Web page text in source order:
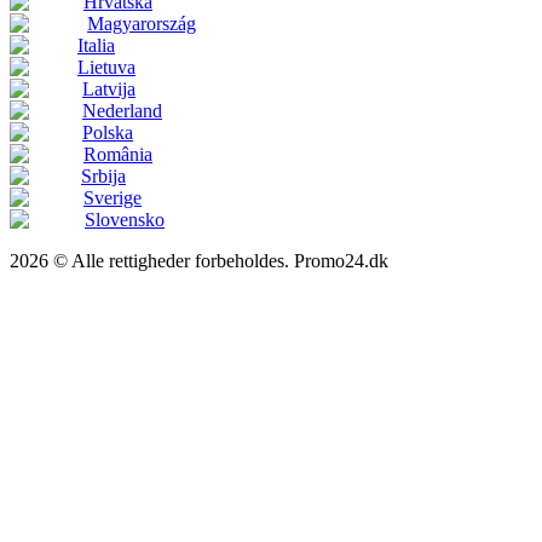
Magyarország
Italia
Lietuva
Latvija
Nederland
Polska
România
Srbija
Sverige
Slovensko
2026 © Alle rettigheder forbeholdes. Promo24.dk